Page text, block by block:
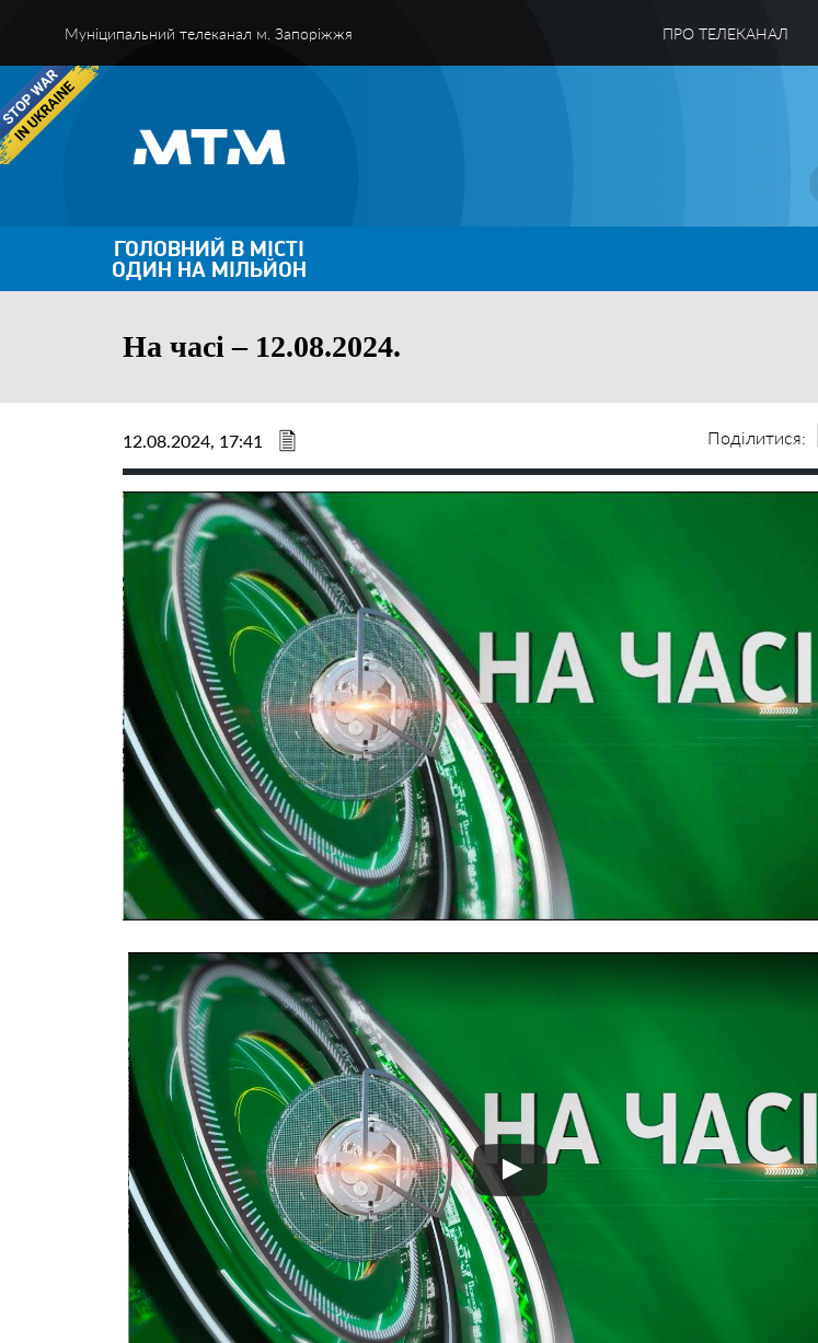
Муніципальний телеканал м. Запоріжжя ПРО ТЕЛЕКАНАЛ
ГОЛОВНИЙ В МІСТІ
ОДИН НА МІЛЬЙОН
На часі – 12.08.2024.
12.08.2024, 17:41 Поділитися: